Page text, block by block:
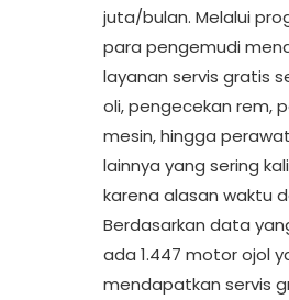
juta/bulan. Melalui
para pengemudi
layanan servis gratis
oli, pengecekan rem,
mesin, hingga
lainnya yang sering
karena alasan waktu
Berdasarkan data
ada 1.447 motor ojol
mendapatkan servis